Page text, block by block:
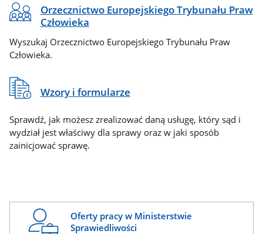
Orzecznictwo Europejskiego Trybunału Praw
Człowieka
Wyszukaj Orzecznictwo Europejskiego Trybunału Praw
Człowieka.
Wzory i formularze
Sprawdź, jak możesz zrealizować daną usługę, który sąd i
wydział jest właściwy dla sprawy oraz w jaki sposób
zainicjować sprawę.
Oferty pracy w Ministerstwie
Sprawiedliwości